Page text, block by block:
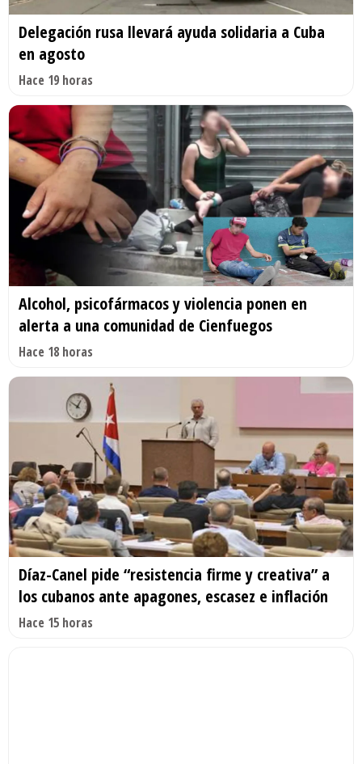
Delegación rusa llevará ayuda solidaria a Cuba
en agosto
Hace 19 horas
Alcohol, psicofármacos y violencia ponen en
alerta a una comunidad de Cienfuegos
Hace 18 horas
Díaz-Canel pide “resistencia firme y creativa” a
los cubanos ante apagones, escasez e inflación
Hace 15 horas